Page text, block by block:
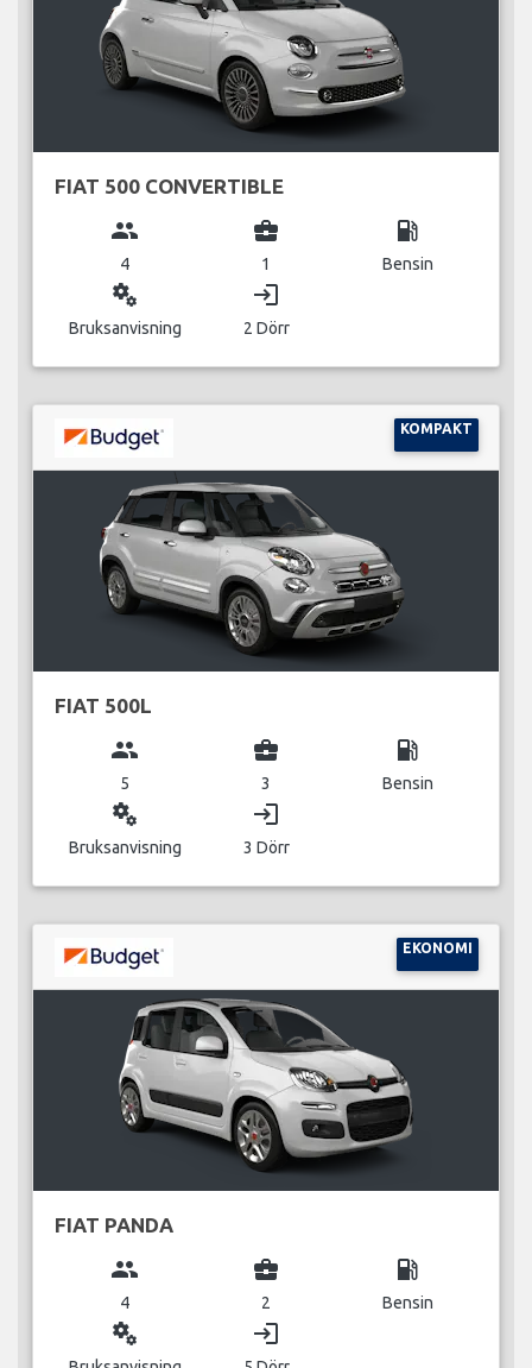
FIAT 500 CONVERTIBLE
group
4
business_center
1
local_gas_station
Bensin
miscellaneous_services
Bruksanvisning
login
2 Dörr
KOMPAKT
FIAT 500L
group
5
business_center
3
local_gas_station
Bensin
miscellaneous_services
Bruksanvisning
login
3 Dörr
EKONOMI
FIAT PANDA
group
4
business_center
2
local_gas_station
Bensin
miscellaneous_services login